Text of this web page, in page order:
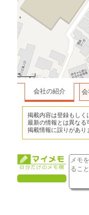
会社の紹介
掲載内容は登録もしく
最新の情報とは異なる
掲載情報に誤りがあり